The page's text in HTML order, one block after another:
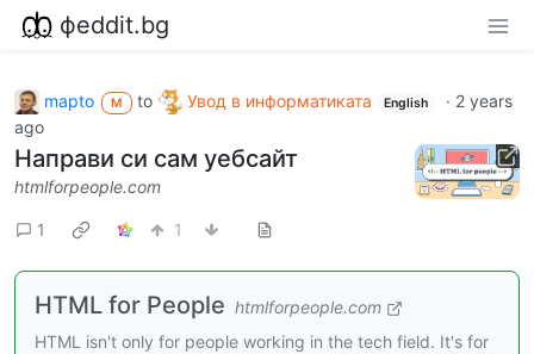
фeddit.bg
mapto M to Увод в информатиката English · 2 years
ago
Направи си сам уебсайт
htmlforpeople.com
1 1
HTML for People htmlforpeople.com
HTML isn't only for people working in the tech field. It's for